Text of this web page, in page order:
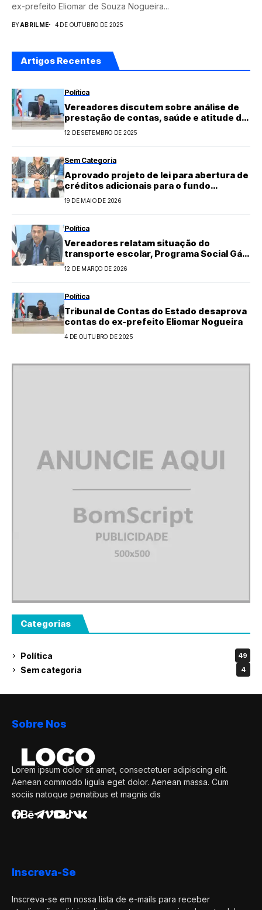
ex-prefeito Eliomar de Souza Nogueira...
BYABRILME 4 DE OUTUBRO DE 2025
Artigos Recentes
Política
Vereadores discutem sobre análise de
prestação de contas, saúde e atitude de
secretário
12 DE SETEMBRO DE 2025
Sem Categoria
Aprovado projeto de lei para abertura de
créditos adicionais para o fundo
municipal de cultura de FN
19 DE MAIO DE 2026
Política
Vereadores relatam situação do
transporte escolar, Programa Social Gás
do Povo e repudiam propagação de fake
12 DE MARÇO DE 2026
Política
Tribunal de Contas do Estado desaprova
contas do ex-prefeito Eliomar Nogueira
4 DE OUTUBRO DE 2025
Categorias
Política 49
Sem categoria 4
Sobre Nos
Lorem ipsum dolor sit amet, consectetuer adipiscing elit.
Aenean commodo ligula eget dolor. Aenean massa. Cum
sociis natoque penatibus et magnis dis
Inscreva-Se
Inscreva-se em nossa lista de e-mails para receber